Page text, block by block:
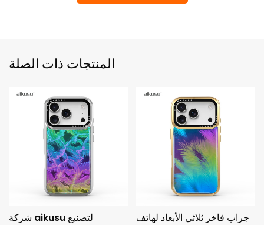
المنتجات ذات الصلة
شركة aikusu لتصنيع جراب فاخر ثلاثي الأبعاد لهاتف